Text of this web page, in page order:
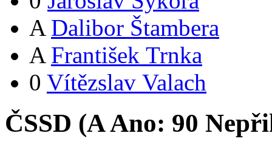
A Dalibor Štambera
A František Trnka
0 Vítězslav Valach
ČSSD (AAno: 90